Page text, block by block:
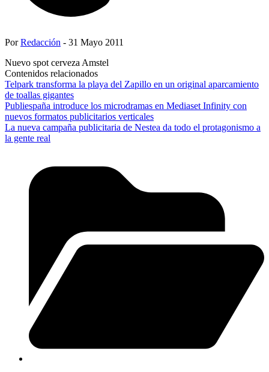
PorRedacción - 31 Mayo 2011
Nuevo spot cerveza Amstel
Contenidos relacionados
Telpark transforma la playa del Zapillo en un original aparcamiento
de toallas gigantes
Publiespaña introduce los microdramas en Mediaset Infinity con
nuevos formatos publicitarios verticales
La nueva campaña publicitaria de Nestea da todo el protagonismo a
la gente real